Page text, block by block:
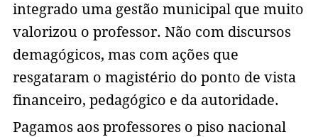
integrado uma gestão municipal que muito
valorizou o professor. Não com discursos
demagógicos, mas com ações que
resgataram o magistério do ponto de vista
financeiro, pedagógico e da autoridade.
Pagamos aos professores o piso nacional